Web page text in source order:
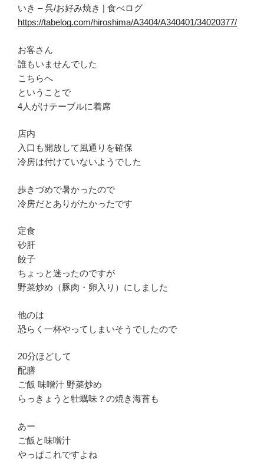
いき – 呉/お好み焼き | 食べログ
https://tabelog.com/hiroshima/A3404/A340401/34020377/
お客さん
誰もいませんでした
こちらへ
ということで
4人がけテーブルに着席
店内
入口も開放して風通りを確保
冷房は付けていないようでした
歩きづめで暑かったので
冷房だとありがたかったです
定食
砂肝
餃子
ちょっと迷ったのですが
野菜炒め（豚肉・卵入り）にしました
他のは
恐らく一杯やってしまいそうでしたので
20分ほどして
配膳
ご飯 味噌汁 野菜炒め
らっきょうと牡蠣味？の焼き海苔も
あー
ご飯と味噌汁
やっぱこれですよね